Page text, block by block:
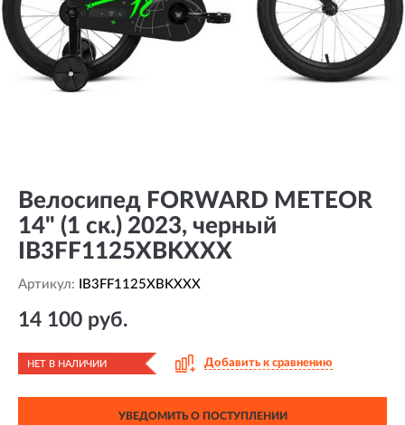
Велосипед FORWARD METEOR
14" (1 ск.) 2023, черный
IB3FF1125XBKXXX
Артикул: IB3FF1125XBKXXX
14 100 руб.
НЕТ В НАЛИЧИИ Добавить к сравнению
УВЕДОМИТЬ О ПОСТУПЛЕНИИ